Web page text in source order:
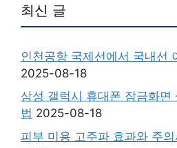
최신 글
인천공항 국제선에서 국내선
2025-08-18
삼성 갤럭시 휴대폰 잠금화
법 2025-08-18
피부 미용 고주파 효과와 주